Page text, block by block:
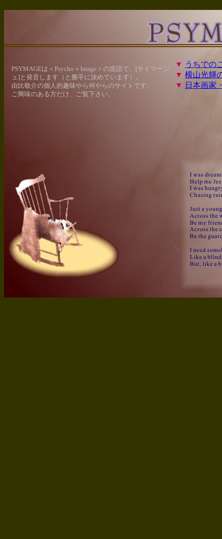
PSYMAGEは＜Psycho＋Image＞の造語で、[サイマージ
ュ]と発音します（と勝手に決めています）。
由比敬介の個人的趣味やら何やらのサイトです。
ご興味のある方だけ、ご覧下さい。
▼ うちでの
▼ 横山光輝
▼ 日本画家